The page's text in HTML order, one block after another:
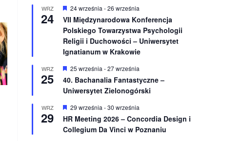
n
i
o
n
e
WRZ
24
W
y
r
ó
ż
n
i
n
e
24 września -26 września
VII Międzynarodowa Konferencja
Polskiego Towarzystwa Psychologii
Religii i Duchowości – Uniwersytet
Ignatianum w Krakowie
WRZ
25
W
r
ó
n
i
o
n
25 września -27 września
40. Bachanalia Fantastyczne –
Uniwersytet Zielonogórski
WRZ
29
W
y
r
ó
29 września -30 września
HR Meeting 2026 – Concordia Design i
Collegium Da Vinci w Poznaniu